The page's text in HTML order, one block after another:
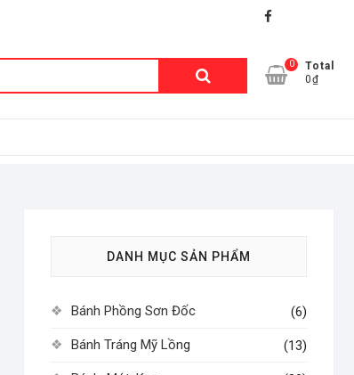
facebook
0
Total
0₫
DANH MỤC SẢN PHẨM
Bánh Phồng Sơn Đốc (6)
Bánh Tráng Mỹ Lồng (13)